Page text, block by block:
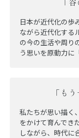
日本が近代化の歩
ながら近代化する
の今の生活や周り
う思いを原動力に
「も
私たちが思い描く
をかけて育んでき
しながら、時代に